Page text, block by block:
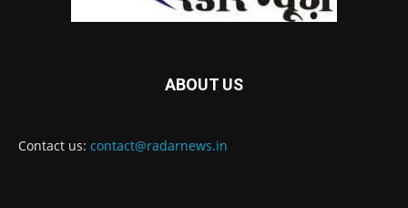
ABOUT US
Contact us: contact@radarnews.in